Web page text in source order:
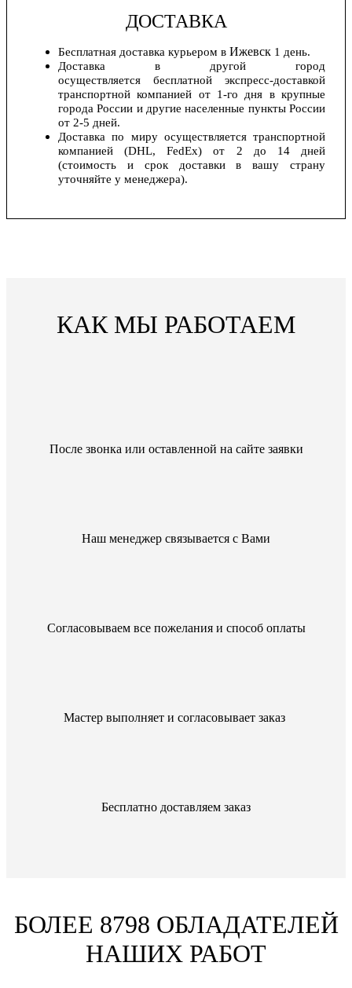
ДОСТАВКА
Бесплатная доставка курьером в Ижевск 1 день.
Доставка в другой город
осуществляется бесплатной экспресс-доставкой
транспортной компанией от 1-го дня в крупные
города России и другие населенные пункты России
от 2-5 дней.
Доставка по миру осуществляется транспортной
компанией (DHL, FedEx) от 2 до 14 дней
(стоимость и срок доставки в вашу страну
уточняйте у менеджера).
КАК МЫ РАБОТАЕМ
После звонка или оставленной на сайте заявки
Наш менеджер связывается с Вами
Согласовываем все пожелания и способ оплаты
Мастер выполняет и согласовывает заказ
Бесплатно доставляем заказ
БОЛЕЕ 8798 ОБЛАДАТЕЛЕЙ
НАШИХ РАБОТ